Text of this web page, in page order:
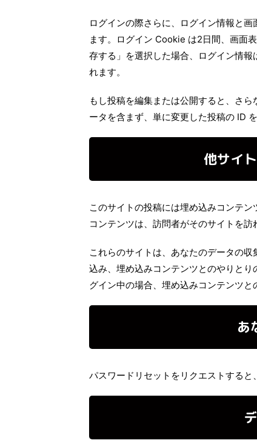
ログインの際さらに、ログイン情報と
ます。ログイン Cookie は2日間、画面
存する」を選択した場合、ログイン情
れます。
もし投稿を編集または公開すると、さ
ータを含まず、単に変更した投稿の ID
他サイ
このサイトの投稿には埋め込みコンテ
コンテンツは、訪問者がそのサイトを訪
これらのサイトは、あなたのデータの
込み、埋め込みコンテンツとのやりと
グイン中の場合、埋め込みコンテンツと
あ
パスワードリセットをリクエストすると